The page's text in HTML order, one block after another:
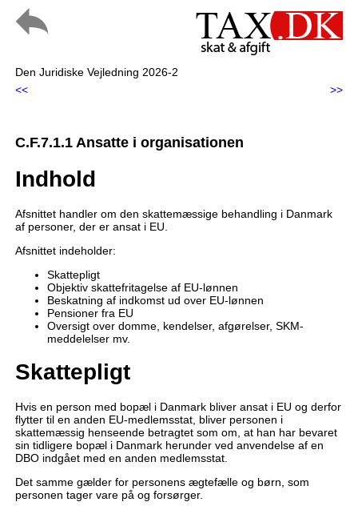
Den Juridiske Vejledning 2026-2
<<
>>
C.F.7.1.1 Ansatte i organisationen
Indhold
Afsnittet handler om den skattemæssige behandling i Danmark
af personer, der er ansat i EU.
Afsnittet indeholder:
Skattepligt
Objektiv skattefritagelse af EU-lønnen
Beskatning af indkomst ud over EU-lønnen
Pensioner fra EU
Oversigt over domme, kendelser, afgørelser, SKM-
meddelelser mv.
Skattepligt
Hvis en person med bopæl i Danmark bliver ansat i EU og derfor
flytter til en anden EU-medlemsstat, bliver personen i
skattemæssig henseende betragtet som om, at han har bevaret
sin tidligere bopæl i Danmark herunder ved anvendelse af en
DBO indgået med en anden medlemsstat.
Det samme gælder for personens ægtefælle og børn, som
personen tager vare på og forsørger.